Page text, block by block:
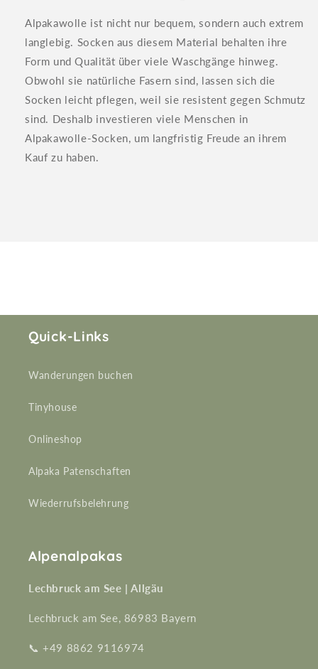
Alpakawolle ist nicht nur bequem, sondern auch extrem
langlebig. Socken aus diesem Material behalten ihre
Form und Qualität über viele Waschgänge hinweg.
Obwohl sie natürliche Fasern sind, lassen sich die
Socken leicht pflegen, weil sie resistent gegen Schmutz
sind. Deshalb investieren viele Menschen in
Alpakawolle-Socken, um langfristig Freude an ihrem
Kauf zu haben.
Quick-Links
Wanderungen buchen
Tinyhouse
Onlineshop
Alpaka Patenschaften
Wiederrufsbelehrung
Alpenalpakas
Lechbruck am See | Allgäu
Lechbruck am See, 86983 Bayern
📞 +49 8862 9116974